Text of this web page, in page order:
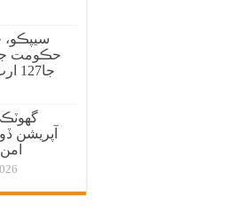
حڪومت
جا127 ارب رپيا ٻڏي ويا؟
آپريشن